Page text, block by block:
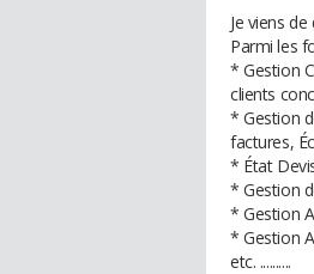
Je viens
Parmi les
* Gestion
clients
* Gestion
factures,
* État
* Gestion
* Gestion
* Gestion
etc. ..........